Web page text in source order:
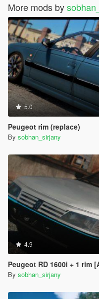
More mods by
5.0
Peugeot rim (replace)
By sobhan_sirjany
4.9
Peugeot RD 1600i + 1 rim
By sobhan_sirjany